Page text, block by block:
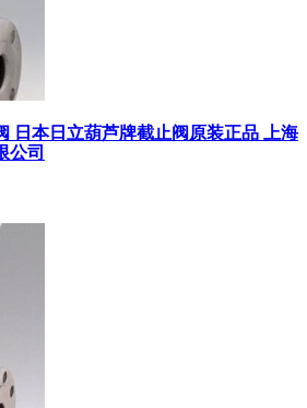
日本日立葫芦牌截止阀原装正品 上海
公司